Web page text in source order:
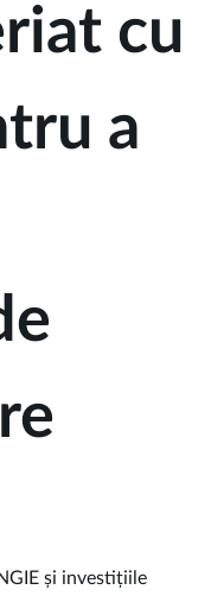
cu
a
și investițiile